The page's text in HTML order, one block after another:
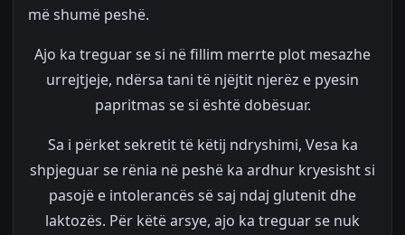
më shumë peshë.
Ajo ka treguar se si në fillim merrte plot mesazhe
urrejtjeje, ndërsa tani të njëjtit njerëz e pyesin
papritmas se si është dobësuar.
Sa i përket sekretit të këtij ndryshimi, Vesa ka
shpjeguar se rënia në peshë ka ardhur kryesisht si
pasojë e intolerancës së saj ndaj glutenit dhe
laktozës. Për këtë arsye, ajo ka treguar se nuk